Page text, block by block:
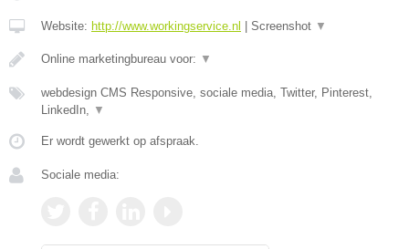
Website: http://www.workingservice.nl Screenshot ▼
Online marketingbureau voor: ▼
webdesign CMS Responsive, sociale media, Twitter, Pinterest,
LinkedIn,
▼
Er wordt gewerkt op afspraak.
Sociale media: